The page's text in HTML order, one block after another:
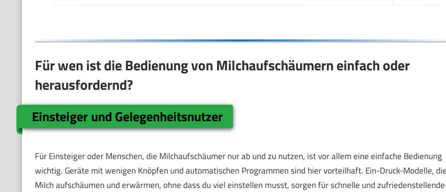
Für wen ist die Bedienung von Milchaufschäumern einfach oder
herausfordernd?
Einsteiger und Gelegenheitsnutzer
Für Einsteiger oder Menschen, die Milchaufschäumer nur ab und zu nutzen, ist vor allem eine einfache Bedienung
wichtig. Geräte mit wenigen Knöpfen und automatischen Programmen sind hier vorteilhaft. Ein-Druck-Modelle,
Milch aufschäumen und erwärmen, ohne dass du viel einstellen musst, sorgen für schnelle und zufriedenstellende